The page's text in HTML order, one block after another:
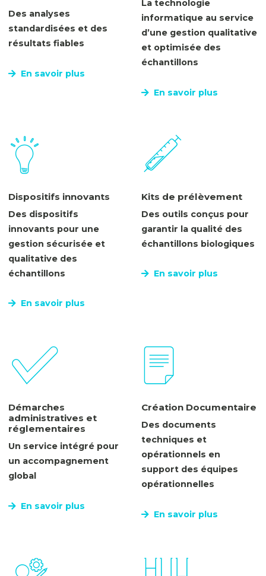
Des analyses
standardisées et des
résultats fiables
En savoir plus
La technologie
informatique au service
d’une gestion qualitative
et optimisée des
échantillons
En savoir plus
Dispositifs innovants
Des dispositifs
innovants pour une
gestion sécurisée et
qualitative des
échantillons
En savoir plus
Kits de prélèvement
Des outils conçus pour
garantir la qualité des
échantillons biologiques
En savoir plus
Démarches
administratives et
réglementaires
Un service intégré pour
un accompagnement
global
En savoir plus
Création Documentaire
Des documents
techniques et
opérationnels en
support des équipes
opérationnelles
En savoir plus